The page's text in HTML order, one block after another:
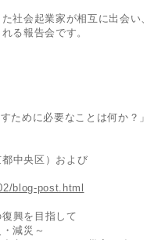
社会起業家が相互に出会い、
る報告会です。
ために必要なことは何か？」
中央区）および
blog-post.html
興を目指して
減災～